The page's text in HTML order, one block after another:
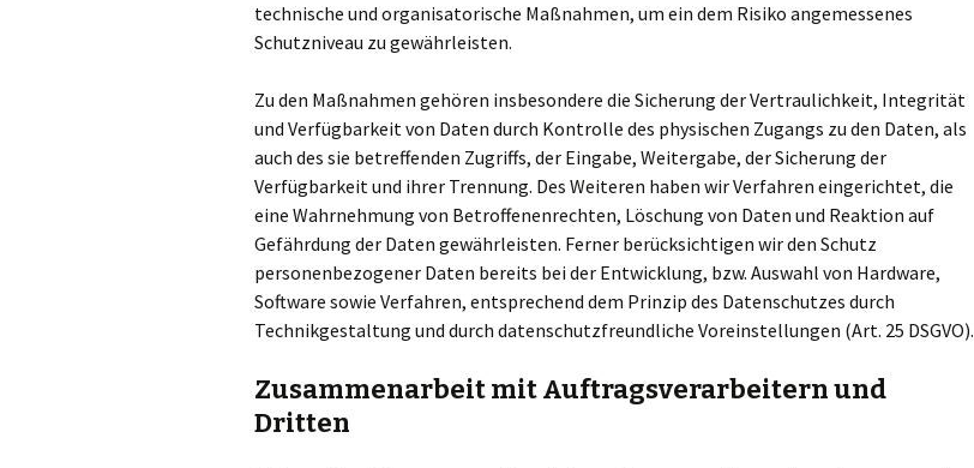
technische und organisatorische Maßnahmen, um ein dem Risiko angemessenes
Schutzniveau zu gewährleisten.
Zu den Maßnahmen gehören insbesondere die Sicherung der Vertraulichkeit, Integrität
und Verfügbarkeit von Daten durch Kontrolle des physischen Zugangs zu den Daten, als
auch des sie betreffenden Zugriffs, der Eingabe, Weitergabe, der Sicherung der
Verfügbarkeit und ihrer Trennung. Des Weiteren haben wir Verfahren eingerichtet, die
eine Wahrnehmung von Betroffenenrechten, Löschung von Daten und Reaktion auf
Gefährdung der Daten gewährleisten. Ferner berücksichtigen wir den Schutz
personenbezogener Daten bereits bei der Entwicklung, bzw. Auswahl von Hardware,
Software sowie Verfahren, entsprechend dem Prinzip des Datenschutzes durch
Technikgestaltung und durch datenschutzfreundliche Voreinstellungen (Art. 25 DSGVO).
Zusammenarbeit mit Auftragsverarbeitern und
Dritten